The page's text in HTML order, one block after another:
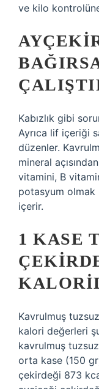
ve kilo
Kabızlık gibi
Ayrıca lif içeriği
düzenler.
mineral
vitamini, B
potasyum olmak
içerir.
1 KASE
Kavrulmuş
kalori değerleri
kavrulmuş
orta kase (150
çekirdeği 873